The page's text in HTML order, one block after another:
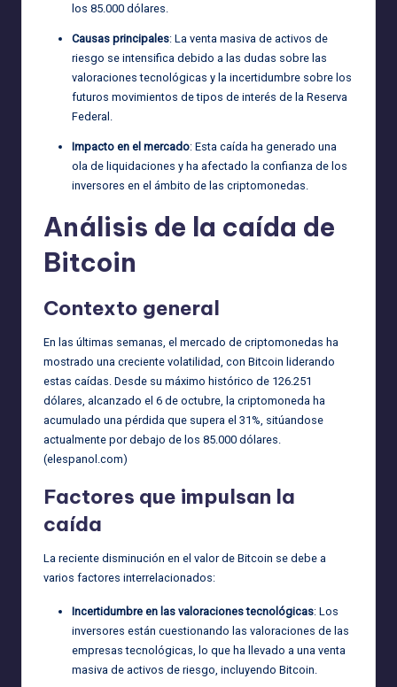
los 85.000 dólares.
Causas principales: La venta masiva de activos de
riesgo se intensifica debido a las dudas sobre las
valoraciones tecnológicas y la incertidumbre sobre los
futuros movimientos de tipos de interés de la Reserva
Federal.
Impacto en el mercado: Esta caída ha generado una
ola de liquidaciones y ha afectado la confianza de los
inversores en el ámbito de las criptomonedas.
Análisis de la caída de
Bitcoin
Contexto general
En las últimas semanas, el mercado de criptomonedas ha
mostrado una creciente volatilidad, con Bitcoin liderando
estas caídas. Desde su máximo histórico de 126.251
dólares, alcanzado el 6 de octubre, la criptomoneda ha
acumulado una pérdida que supera el 31%, sitúandose
actualmente por debajo de los 85.000 dólares.
(elespanol.com)
Factores que impulsan la
caída
La reciente disminución en el valor de Bitcoin se debe a
varios factores interrelacionados:
Incertidumbre en las valoraciones tecnológicas: Los
inversores están cuestionando las valoraciones de las
empresas tecnológicas, lo que ha llevado a una venta
masiva de activos de riesgo, incluyendo Bitcoin.